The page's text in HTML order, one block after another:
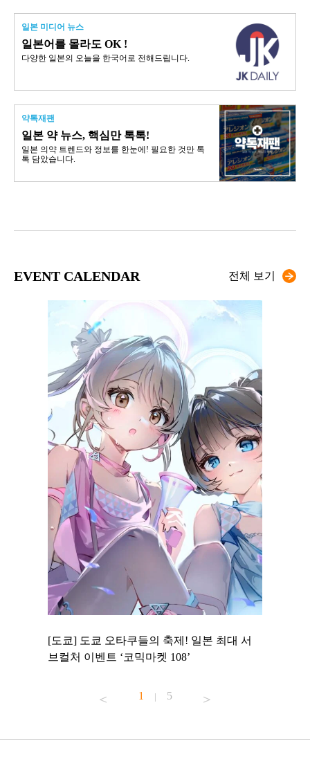
일본 미디어 뉴스
일본어를 몰라도 OK !
다양한 일본의 오늘을 한국어로 전해드립니다.
약톡재팬
일본 약 뉴스, 핵심만 톡톡!
일본 의약 트렌드와 정보를 한눈에! 필요한 것만 톡
톡 담았습니다.
EVENT CALENDAR 전체 보기
[도쿄] 도쿄 오타쿠들의 축제! 일본 최대 서
브컬처 이벤트 ‘코믹마켓 108’
1 | 5